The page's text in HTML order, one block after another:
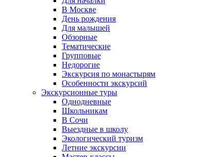
В Москве
День рождения
Для малышей
Обзорные
Тематические
Групповые
Недорогие
Экскурсия по монастырям
Особенности экскурсий
Экскурсионные туры
Однодневные
Школьникам
В Сочи
Выездные в школу
Экологический туризм
Летние экскурсии